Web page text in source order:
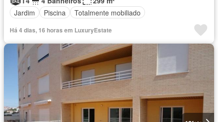
Jardim
Piscina Totalmente mobiliado
Há 4 dias, 16 horas em LuxuryEstate